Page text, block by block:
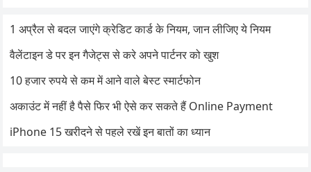
1 अप्रैल से बदल जाएंगे क्रेडिट कार्ड के नियम, जान लीजिए ये नियम
वैलेंटाइन डे पर इन गैजेट्स से करे अपने पार्टनर को खुश
10 हजार रुपये से कम में आने वाले बेस्ट स्मार्टफोन
अकाउंट में नहीं है पैसे फिर भी ऐसे कर सकते हैं Online Payment
iPhone 15 खरीदने से पहले रखें इन बातों का ध्यान